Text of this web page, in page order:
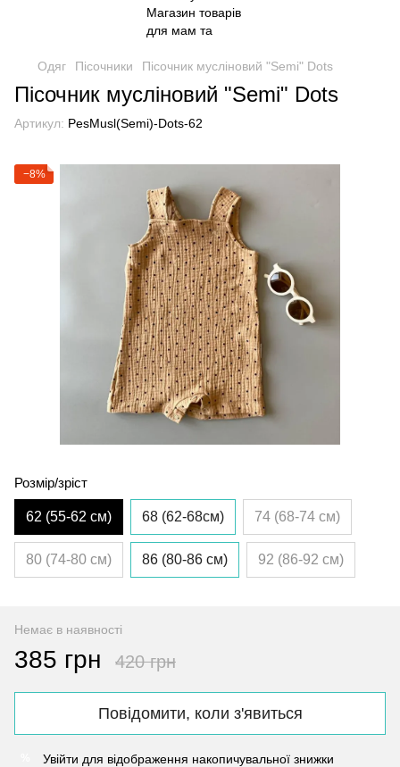
Одяг Пісочники Пісочник мусліновий "Semi" Dots
Пісочник мусліновий "Semi" Dots
Артикул: PesMusl(Semi)-Dots-62
−8%
Розмір/зріст
62 (55-62 см) 68 (62-68см) 74 (68-74 см)
80 (74-80 см) 86 (80-86 см) 92 (86-92 см)
Немає в наявності
385 грн 420 грн
Повідомити, коли з'явиться
Увійти для відображення накопичувальної знижки